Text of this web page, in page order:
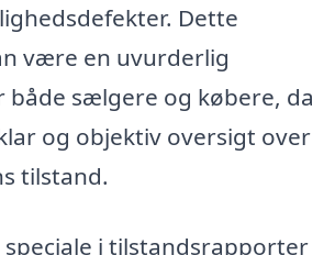
Dette
være en uvurderlig
både sælgere og købere, da
og objektiv oversigt over
tilstand.
speciale i tilstandsrapporter